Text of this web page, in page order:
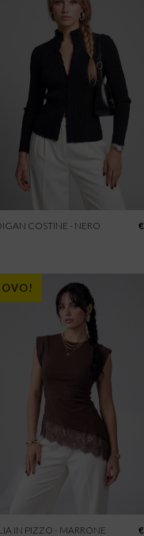
COSTINE - NERO €
IN PIZZO - MARRONE €